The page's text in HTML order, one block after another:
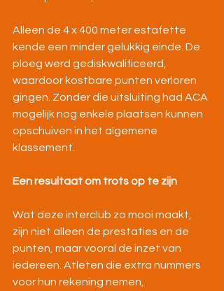
Alleen de 4 x 400 meter estafette
kende een minder gelukkig einde. De
ploeg werd gediskwalificeerd,
waardoor kostbare punten verloren
gingen. Zonder die uitsluiting had ACA
mogelijk nog enkele plaatsen kunnen
opschuiven in het algemene
klassement.
Een resultaat om trots op te zijn
Wat deze interclub zo mooi maakt,
zijn niet alleen de prestaties en de
punten, maar vooral de inzet van
iedereen. Atleten die extra nummers
voor hun rekening nemen,